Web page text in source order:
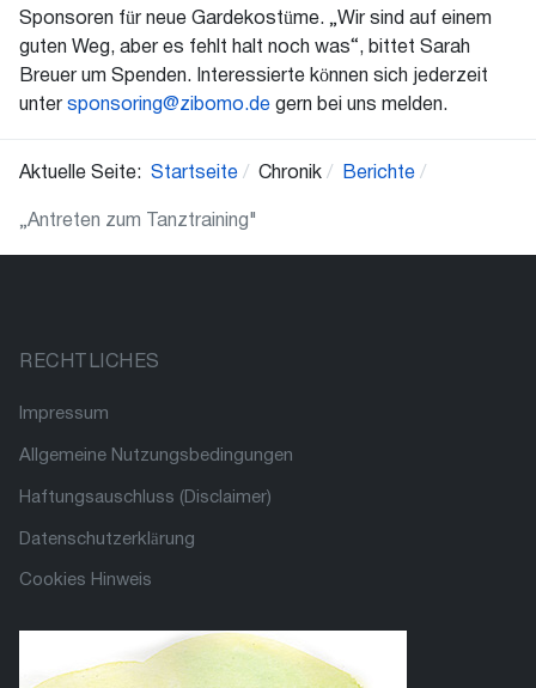
Sponsoren für neue Gardekostüme. „Wir sind auf einem
guten Weg, aber es fehlt halt noch was“, bittet Sarah
Breuer um Spenden. Interessierte können sich jederzeit
unter sponsoring@zibomo.de gern bei uns melden.
Aktuelle Seite: Startseite Chronik Berichte
„Antreten zum Tanztraining"
RECHTLICHES
Impressum
Allgemeine Nutzungsbedingungen
Haftungsauschluss (Disclaimer)
Datenschutzerklärung
Cookies Hinweis